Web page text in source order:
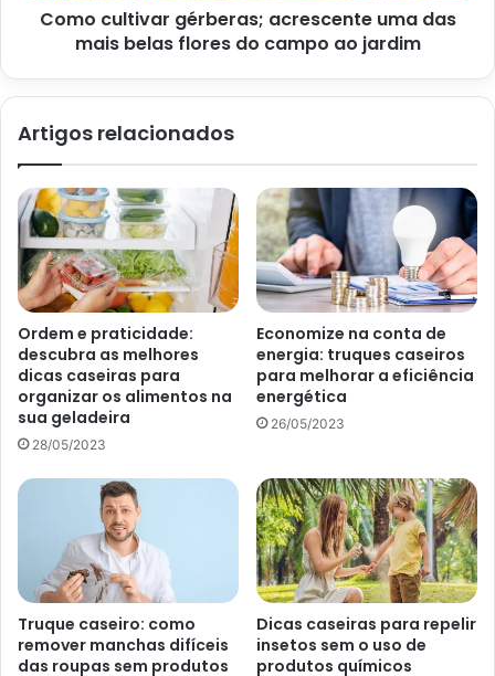
a limpeza de rotina deve ser feita apenas com água morna
Bancada de granito: dicas fáceis para limpar corretamente e deixar
brilhando – Reprodução Canva
Como tirar manchas da pedra de
granito?
e qualquer outro recipiente que possa derrubar água, não
deve ficar em contato direto com o granito. Entretanto, no
Como cultivar gérberas; acrescente uma das
mais belas flores do campo ao jardim
Artigos relacionados
Ordem e praticidade:
descubra as melhores
dicas caseiras para
organizar os alimentos na
sua geladeira
28/05/2023
Economize na conta de
energia: truques caseiros
para melhorar a eficiência
energética
26/05/2023
Truque caseiro: como
remover manchas difíceis
das roupas sem produtos
Dicas caseiras para repelir
insetos sem o uso de
produtos químicos